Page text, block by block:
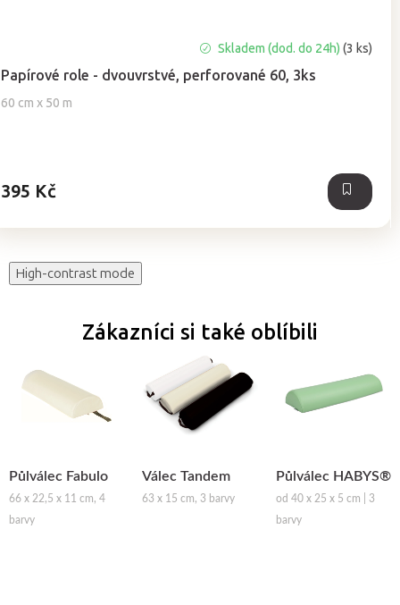
Papírové role - dvouvrstvé, perforované 60, 3ks
60 cm x 50 m
hodnocení
produktu
je
Skladem (dod. do 24h)(3 ks)
395 Kč
High-contrast mode
Zákazníci si také oblíbili
Půlválec Fabulo
66 x 22,5 x 11 cm, 4
barvy
Válec Tandem
63 x 15 cm, 3 barvy
Půlválec HABYS®
od 40 x 25 x 5 cm | 3
barvy